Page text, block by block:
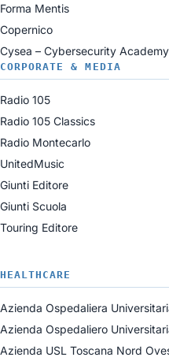
Forma Mentis
Copernico
Cysea – Cybersecurity Academy
CORPORATE & MEDIA
Radio 105
Radio 105 Classics
Radio Montecarlo
UnitedMusic
Giunti Editore
Giunti Scuola
Touring Editore
HEALTHCARE
Azienda Ospedaliera
Azienda Ospedaliero
Azienda USL Toscana Nord